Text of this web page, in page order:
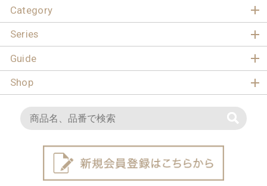
Category
Series
Guide
Shop